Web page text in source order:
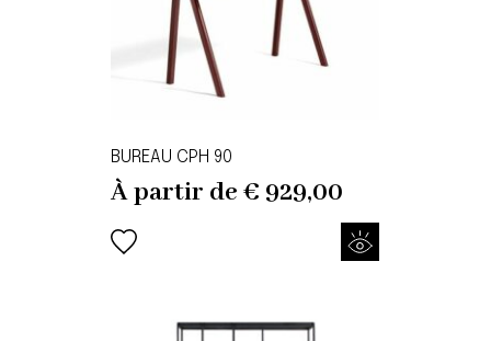
BUREAU CPH 90
À partir de€ 929,00